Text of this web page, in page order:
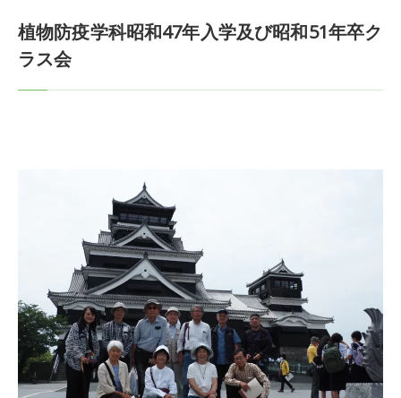
植物防疫学科昭和47年入学及び昭和51年卒ク
ラス会